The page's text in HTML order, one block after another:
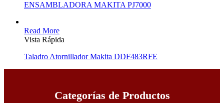
ENSAMBLADORA MAKITA PJ7000
Read More
Vista Rápida
Taladro Atornillador Makita DDF483RFE
Categorías de Productos